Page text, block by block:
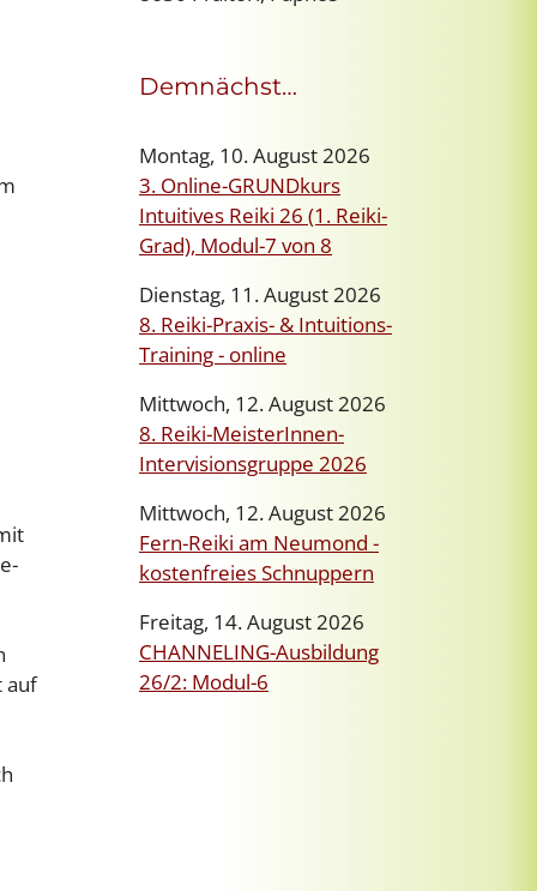
auf
Demnächst…
Montag, 10. August 2026
3. Online-GRUNDkurs
Intuitives Reiki 26 (1. Reiki-
Grad), Modul-7 von 8
Dienstag, 11. August 2026
8. Reiki-Praxis- & Intuitions-
Training - online
Mittwoch, 12. August 2026
8. Reiki-MeisterInnen-
Intervisionsgruppe 2026
Mittwoch, 12. August 2026
Fern-Reiki am Neumond -
kostenfreies Schnuppern
Freitag, 14. August 2026
CHANNELING-Ausbildung
26/2: Modul-6